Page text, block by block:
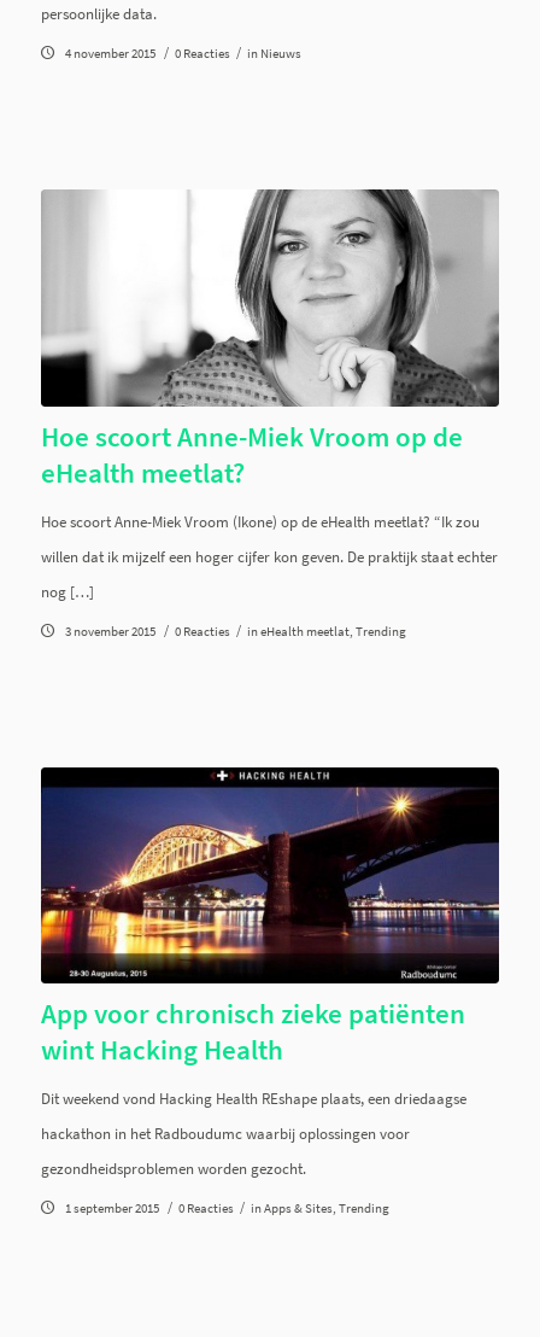
persoonlijke data.
4 november 2015 / 0 Reacties / in Nieuws
Hoe scoort Anne-Miek Vroom op de
eHealth meetlat?
Hoe scoort Anne-Miek Vroom (Ikone) op de eHealth meetlat? “Ik zou
willen dat ik mijzelf een hoger cijfer kon geven. De praktijk staat echter
nog […]
3 november 2015 / 0 Reacties / ineHealth meetlat, Trending
App voor chronisch zieke patiënten
wint Hacking Health
Dit weekend vond Hacking Health REshape plaats, een driedaagse
hackathon in het Radboudumc waarbij oplossingen voor
gezondheidsproblemen worden gezocht.
1 september 2015 / 0 Reacties / inApps & Sites, Trending